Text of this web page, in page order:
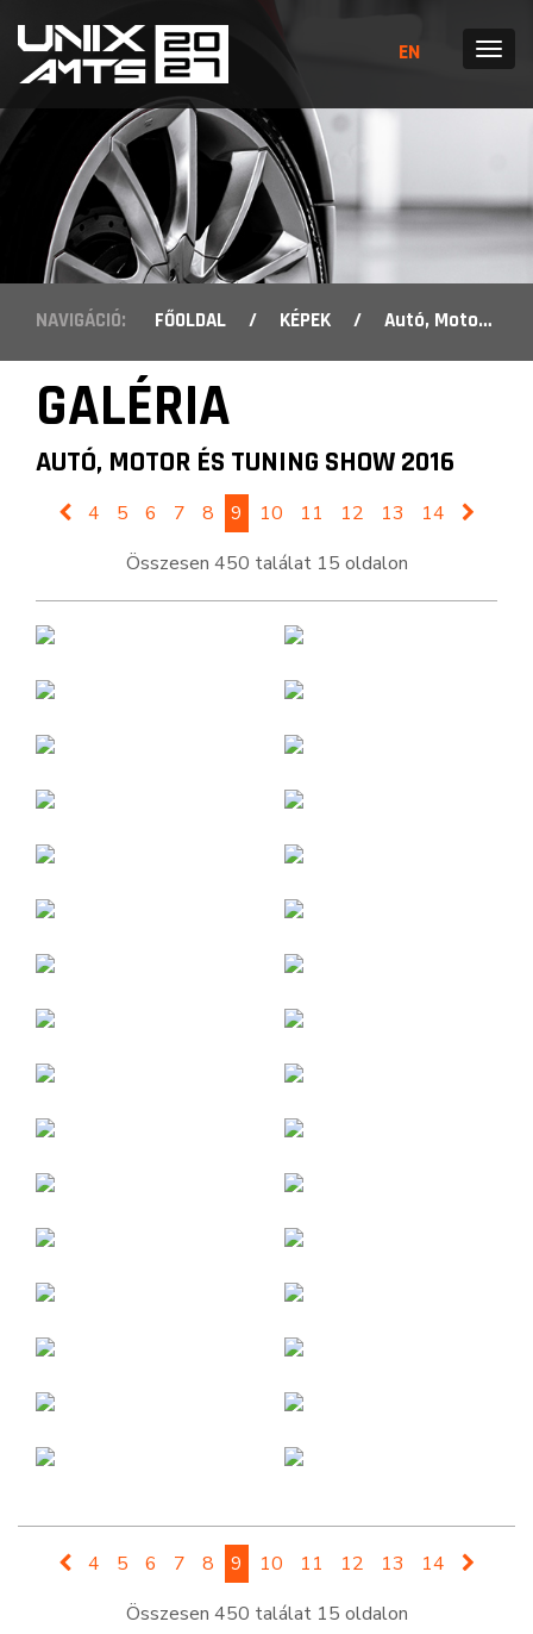
EN MENÜ
NAVIGÁCIÓ: FŐOLDAL / KÉPEK / Autó, Motor és Tuning Show 2016
GALÉRIA
AUTÓ, MOTOR ÉS TUNING SHOW 2016
4 5 6 7 8 9 10 11 12 13
14
Összesen 450 találat 15 oldalon
4 5 6 7 8 9 10 11 12 13
14
Összesen 450 találat 15 oldalon